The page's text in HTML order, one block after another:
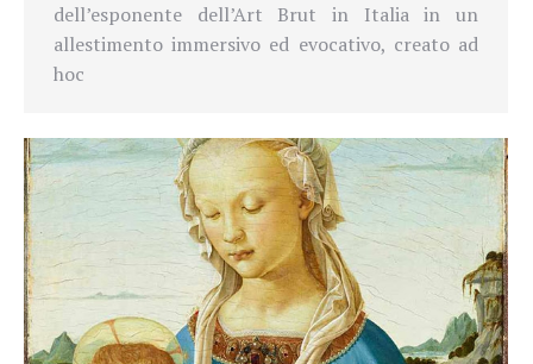
dell’esponente dell’Art Brut in Italia in un
allestimento immersivo ed evocativo, creato ad
hoc